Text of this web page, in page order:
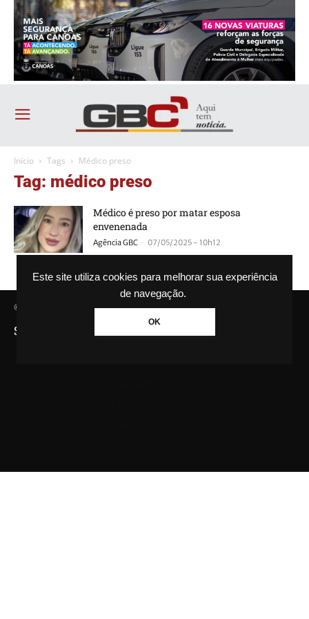
Este site utiliza cookies para melhorar sua experiência
de navegação.
OK
Início Tags Médico preso
Tag: médico preso
Médico é preso por matar esposa
envenenada
Agência GBC - 07/05/2025 - 10h12
© Agência GBC. Aqui tem notícia. Todos os direitos reservados.
SAIBA MAIS SOBRE A AGÊNCIA GBC